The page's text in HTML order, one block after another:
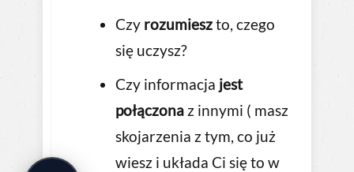
Czy rozumieszto, czego
się uczysz?
Czy informacja jest
połączona z innymi ( masz
skojarzenia z tym, co już
wiesz i układa Ci się to w